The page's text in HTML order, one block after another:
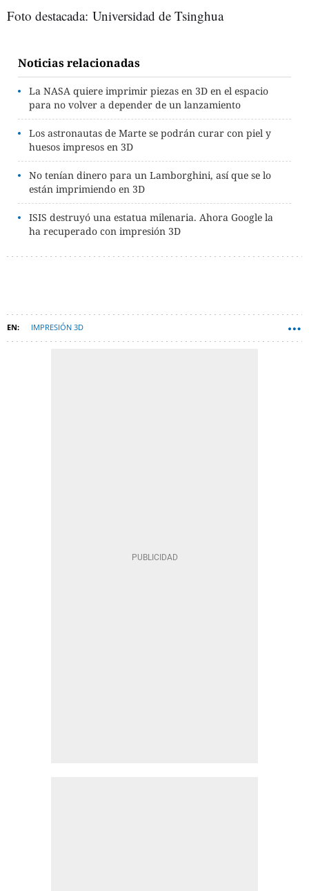
Foto destacada: Universidad de Tsinghua
Noticias relacionadas
La NASA quiere imprimir piezas en 3D en el espacio
para no volver a depender de un lanzamiento
Los astronautas de Marte se podrán curar con piel y
huesos impresos en 3D
No tenían dinero para un Lamborghini, así que se lo
están imprimiendo en 3D
ISIS destruyó una estatua milenaria. Ahora Google la
ha recuperado con impresión 3D
IMPRESIÓN 3D